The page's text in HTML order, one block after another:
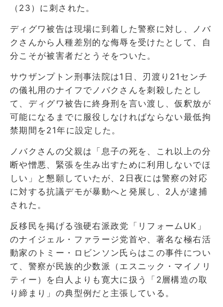
（23）に刺された。
ディグワ被告は現場に到着した警察に対し、ノバ
クさんから人種差別的な侮辱を受けたとして、自
分こそが被害者だとうそをついた。
サウザンプトン刑事法院は1日、刃渡り21センチ
の儀礼用のナイフでノバクさんを刺殺したとし
て、ディグワ被告に終身刑を言い渡し、仮釈放が
可能になるまでに服役しなければならない最低拘
禁期間を21年に設定した。
ノバクさんの父親は「息子の死を、これ以上の分
断や憎悪、緊張を生み出すために利用しないでほ
しい」と懇願していたが、2日夜には警察の対応
に対する抗議デモが暴動へと発展し、2人が逮捕
された。
反移民を掲げる強硬右派政党「リフォームUK」
のナイジェル・ファラージ党首や、著名な極右活
動家のトミー・ロビンソン氏らはこの事件につい
て、警察が民族的少数派（エスニック・マイノリ
ティー）を白人よりも寛大に扱う「2層構造の取
り締まり」の典型例だと主張している。